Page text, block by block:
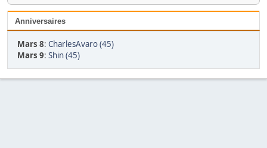
Anniversaires
Mars 8: CharlesAvaro (45)
Mars 9: Shin (45)